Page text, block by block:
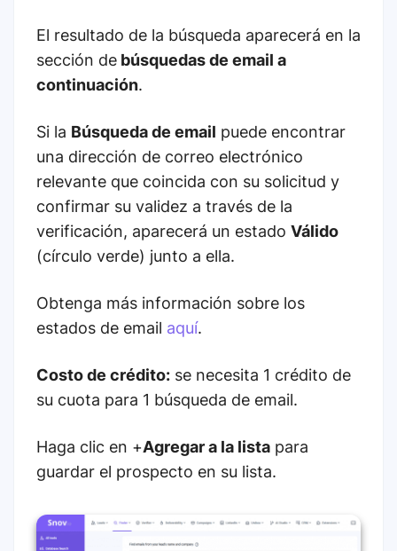
El resultado de la búsqueda aparecerá en la
sección de búsquedas de email a
continuación.
Si la Búsqueda de email puede encontrar
una dirección de correo electrónico
relevante que coincida con su solicitud y
confirmar su validez a través de la
verificación, aparecerá un estado Válido
(círculo verde) junto a ella.
Obtenga más información sobre los
estados de email aquí.
Costo de crédito: se necesita 1 crédito de
su cuota para 1 búsqueda de email.
Haga clic en +Agregar a la lista para
guardar el prospecto en su lista.